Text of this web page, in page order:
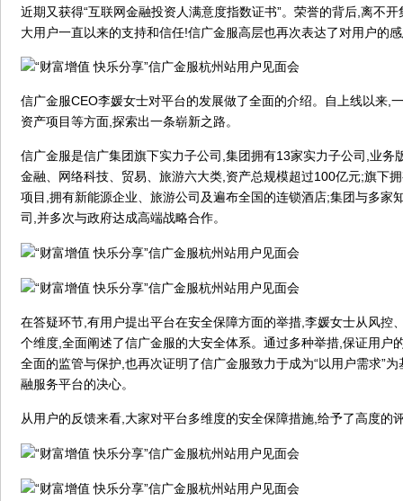
近期又获得“互联网金融投资人满意度指数证书”。荣誉的背后,离不
大用户一直以来的支持和信任!信广金服高层也再次表达了对用户的
信广金服CEO李媛女士对平台的发展做了全面的介绍。自上线以来,
资产项目等方面,探索出一条崭新之路。
信广金服是信广集团旗下实力子公司,集团拥有13家实力子公司,业务
金融、网络科技、贸易、旅游六大类,资产总规模超过100亿元;旗下
项目,拥有新能源企业、旅游公司及遍布全国的连锁酒店;集团与多家
司,并多次与政府达成高端战略合作。
在答疑环节,有用户提出平台在安全保障方面的举措,李媛女士从风控
个维度,全面阐述了信广金服的大安全体系。通过多种举措,保证用户
全面的监管与保护,也再次证明了信广金服致力于成为“以用户需求”
融服务平台的决心。
从用户的反馈来看,大家对平台多维度的安全保障措施,给予了高度的